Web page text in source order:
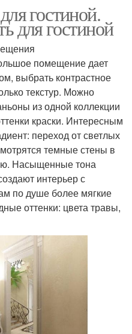
гостиной.
для гостиной
помещение дает
выбрать контрастное
текстур. Можно
из одной коллекции
краски. Интересным
переход от светлых
темные стены в
Насыщенные тона
интерьер с
по душе более мягкие
оттенки: цвета травы,